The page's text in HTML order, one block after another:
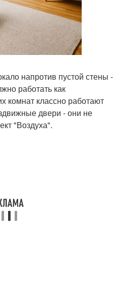
напротив пустой стены -
работать как
комнат классно работают
двери - они не
"Воздуха".